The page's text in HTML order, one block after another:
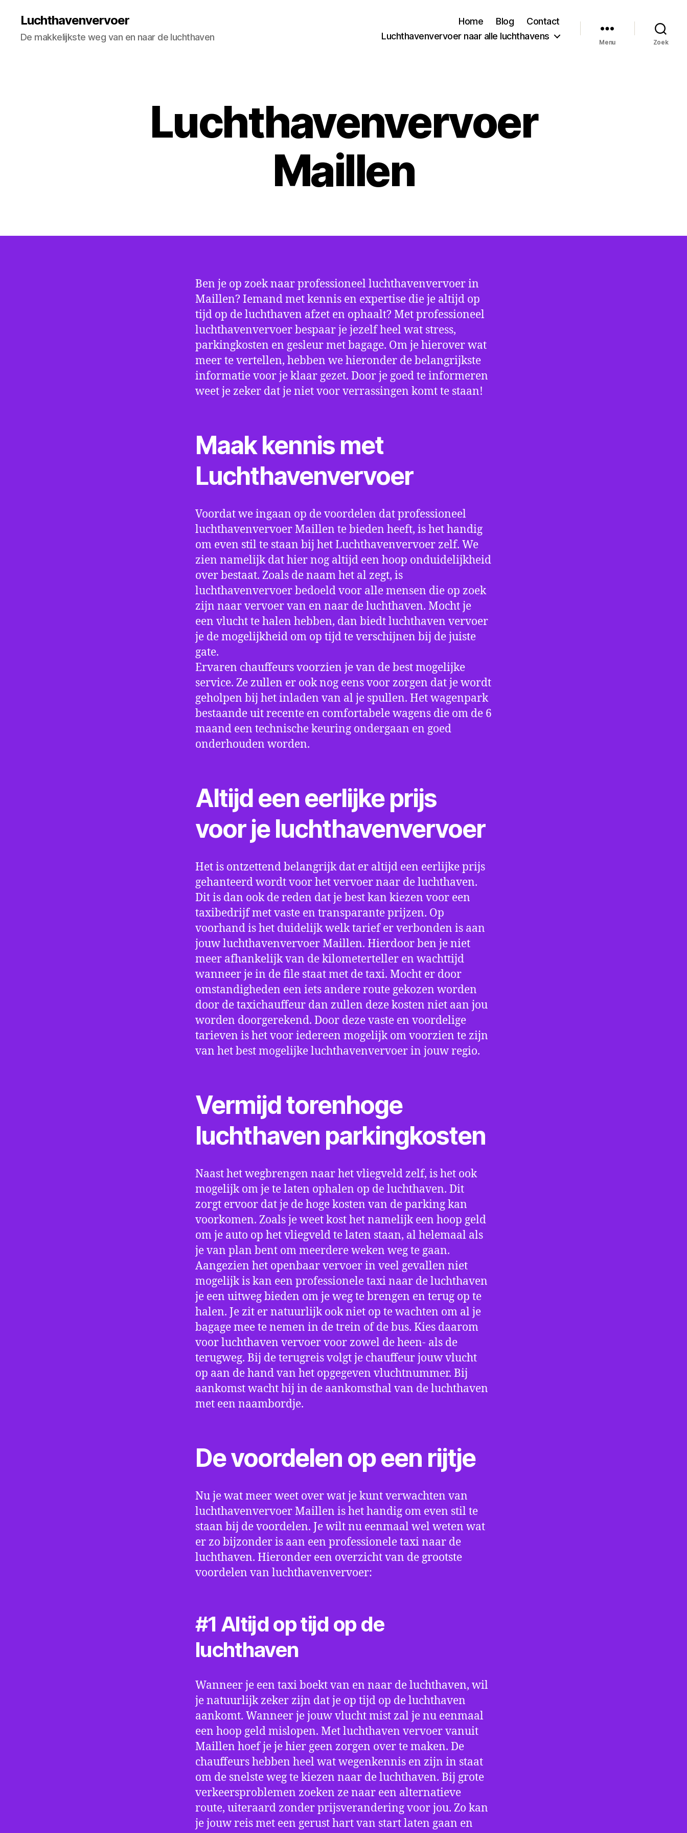
Luchthavenvervoer
De makkelijkste weg van en naar de luchthaven
Home Blog
Contact
Luchthavenvervoer naar alle luchthavens
Menu Zoek
Luchthavenvervoer
Maillen
Ben je op zoek naar professioneel luchthavenvervoer in
Maillen? Iemand met kennis en expertise die je altijd op
tijd op de luchthaven afzet en ophaalt? Met professioneel
luchthavenvervoer bespaar je jezelf heel wat stress,
parkingkosten en gesleur met bagage. Om je hierover wat
meer te vertellen, hebben we hieronder de belangrijkste
informatie voor je klaar gezet. Door je goed te informeren
weet je zeker dat je niet voor verrassingen komt te staan!
Maak kennis met
Luchthavenvervoer
Voordat we ingaan op de voordelen dat professioneel
luchthavenvervoer Maillen te bieden heeft, is het handig
om even stil te staan bij het Luchthavenvervoer zelf. We
zien namelijk dat hier nog altijd een hoop onduidelijkheid
over bestaat. Zoals de naam het al zegt, is
luchthavenvervoer bedoeld voor alle mensen die op zoek
zijn naar vervoer van en naar de luchthaven. Mocht je
een vlucht te halen hebben, dan biedt luchthaven vervoer
je de mogelijkheid om op tijd te verschijnen bij de juiste
gate.
Ervaren chauffeurs voorzien je van de best mogelijke
service. Ze zullen er ook nog eens voor zorgen dat je wordt
geholpen bij het inladen van al je spullen. Het wagenpark
bestaande uit recente en comfortabele wagens die om de 6
maand een technische keuring ondergaan en goed
onderhouden worden.
Altijd een eerlijke prijs
voor je luchthavenvervoer
Het is ontzettend belangrijk dat er altijd een eerlijke prijs
gehanteerd wordt voor het vervoer naar de luchthaven.
Dit is dan ook de reden dat je best kan kiezen voor een
taxibedrijf met vaste en transparante prijzen. Op
voorhand is het duidelijk welk tarief er verbonden is aan
jouw luchthavenvervoer Maillen. Hierdoor ben je niet
meer afhankelijk van de kilometerteller en wachttijd
wanneer je in de file staat met de taxi. Mocht er door
omstandigheden een iets andere route gekozen worden
door de taxichauffeur dan zullen deze kosten niet aan jou
worden doorgerekend. Door deze vaste en voordelige
tarieven is het voor iedereen mogelijk om voorzien te zijn
van het best mogelijke luchthavenvervoer in jouw regio.
Vermijd torenhoge
luchthaven parkingkosten
Naast het wegbrengen naar het vliegveld zelf, is het ook
mogelijk om je te laten ophalen op de luchthaven. Dit
zorgt ervoor dat je de hoge kosten van de parking kan
voorkomen. Zoals je weet kost het namelijk een hoop geld
om je auto op het vliegveld te laten staan, al helemaal als
je van plan bent om meerdere weken weg te gaan.
Aangezien het openbaar vervoer in veel gevallen niet
mogelijk is kan een professionele taxi naar de luchthaven
je een uitweg bieden om je weg te brengen en terug op te
halen. Je zit er natuurlijk ook niet op te wachten om al je
bagage mee te nemen in de trein of de bus. Kies daarom
voor luchthaven vervoer voor zowel de heen- als de
terugweg. Bij de terugreis volgt je chauffeur jouw vlucht
op aan de hand van het opgegeven vluchtnummer. Bij
aankomst wacht hij in de aankomsthal van de luchthaven
met een naambordje.
De voordelen op een rijtje
Nu je wat meer weet over wat je kunt verwachten van
luchthavenvervoer Maillen is het handig om even stil te
staan bij de voordelen. Je wilt nu eenmaal wel weten wat
er zo bijzonder is aan een professionele taxi naar de
luchthaven. Hieronder een overzicht van de grootste
voordelen van luchthavenvervoer:
#1 Altijd op tijd op de
luchthaven
Wanneer je een taxi boekt van en naar de luchthaven, wil
je natuurlijk zeker zijn dat je op tijd op de luchthaven
aankomt. Wanneer je jouw vlucht mist zal je nu eenmaal
een hoop geld mislopen. Met luchthaven vervoer vanuit
Maillen hoef je je hier geen zorgen over te maken. De
chauffeurs hebben heel wat wegenkennis en zijn in staat
om de snelste weg te kiezen naar de luchthaven. Bij grote
verkeersproblemen zoeken ze naar een alternatieve
route, uiteraard zonder prijsverandering voor jou. Zo kan
je jouw reis met een gerust hart van start laten gaan en